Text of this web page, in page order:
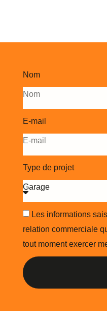
Nom
E-mail
Type de projet
Les informations
relation commerciale
tout moment exercer